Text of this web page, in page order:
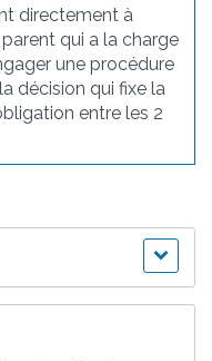
directement à
qui a la charge
une procédure
décision qui fixe la
entre les 2